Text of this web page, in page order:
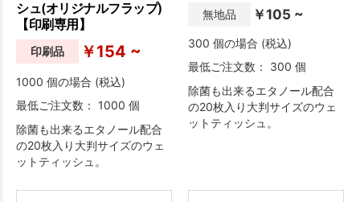
シュ(オリジナルフラップ)
【印刷専用】
印刷品 ￥154 ~
1000 個の場合 (税込)
最低ご注文数： 1000 個
除菌も出来るエタノール配合
の20枚入り大判サイズのウェ
ットティッシュ。
無地品 ￥105 ~
300 個の場合 (税込)
最低ご注文数： 300 個
除菌も出来るエタノール配合
の20枚入り大判サイズのウェ
ットティッシュ。